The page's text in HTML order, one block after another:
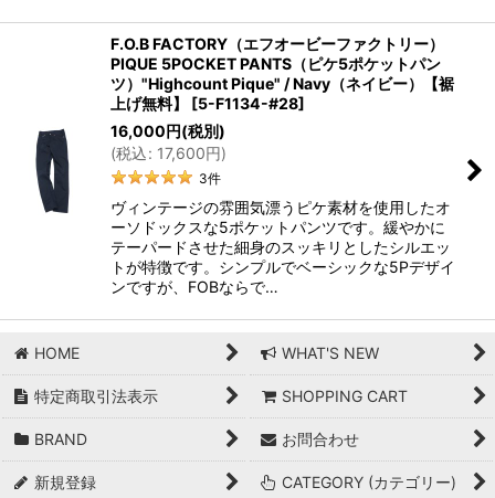
F.O.B FACTORY（エフオービーファクトリー）
PIQUE 5POCKET PANTS（ピケ5ポケットパン
ツ）"Highcount Pique" / Navy（ネイビー）【裾
上げ無料】
[5-F1134-#28]
16,000円(税別)
(税込: 17,600円)
3件
ヴィンテージの雰囲気漂うピケ素材を使用したオ
ーソドックスな5ポケットパンツです。緩やかに
テーパードさせた細身のスッキリとしたシルエッ
トが特徴です。シンプルでベーシックな5Pデザイ
ンですが、FOBならで…
HOME WHAT'S NEW
特定商取引法表示 SHOPPING CART
BRAND お問合わせ
新規登録 CATEGORY (カテゴリー)